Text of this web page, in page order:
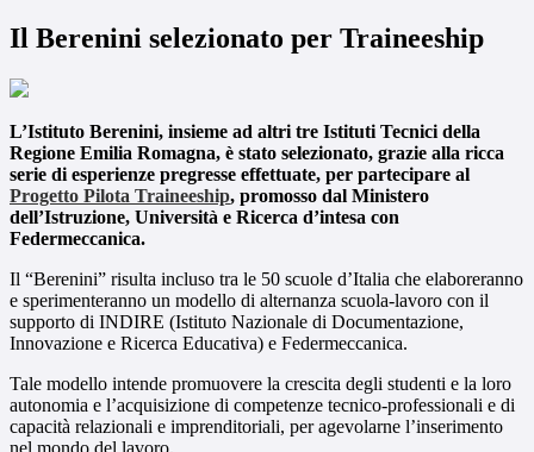
Il Berenini selezionato per Traineeship
L’Istituto Berenini, insieme ad altri tre Istituti Tecnici della
Regione Emilia Romagna, è stato selezionato, grazie alla ricca
serie di esperienze pregresse effettuate, per partecipare al
Progetto Pilota Traineeship, promosso dal Ministero
dell’Istruzione, Università e Ricerca d’intesa con
Federmeccanica.
Il “Berenini” risulta incluso tra le 50 scuole d’Italia che elaboreranno
e sperimenteranno un modello di alternanza scuola-lavoro con il
supporto di INDIRE (Istituto Nazionale di Documentazione,
Innovazione e Ricerca Educativa) e Federmeccanica.
Tale modello intende promuovere la crescita degli studenti e la loro
autonomia e l’acquisizione di competenze tecnico-professionali e di
capacità relazionali e imprenditoriali, per agevolarne l’inserimento